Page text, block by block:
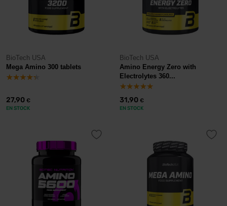
BioTech USA
Mega Amino 300 tablets
27,90 €
EN STOCK
BioTech USA
Amino Energy Zero with
Electrolytes 360...
31,90 €
EN STOCK